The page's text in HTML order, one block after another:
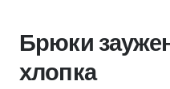
Брюки
хлопка